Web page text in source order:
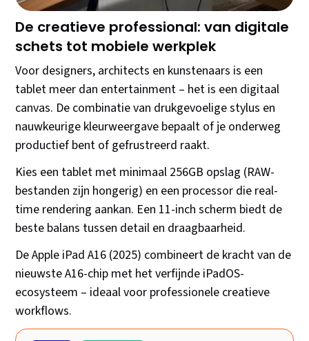
De creatieve professional: van digitale
schets tot mobiele werkplek
Voor designers, architects en kunstenaars is een
tablet meer dan entertainment – het is een digitaal
canvas. De combinatie van drukgevoelige stylus en
nauwkeurige kleurweergave bepaalt of je onderweg
productief bent of gefrustreerd raakt.
Kies een tablet met minimaal 256GB opslag (RAW-
bestanden zijn hongerig) en een processor die real-
time rendering aankan. Een 11-inch scherm biedt de
beste balans tussen detail en draagbaarheid.
De Apple iPad A16 (2025) combineert de kracht van de
nieuwste A16-chip met het verfijnde iPadOS-
ecosysteem – ideaal voor professionele creatieve
workflows.